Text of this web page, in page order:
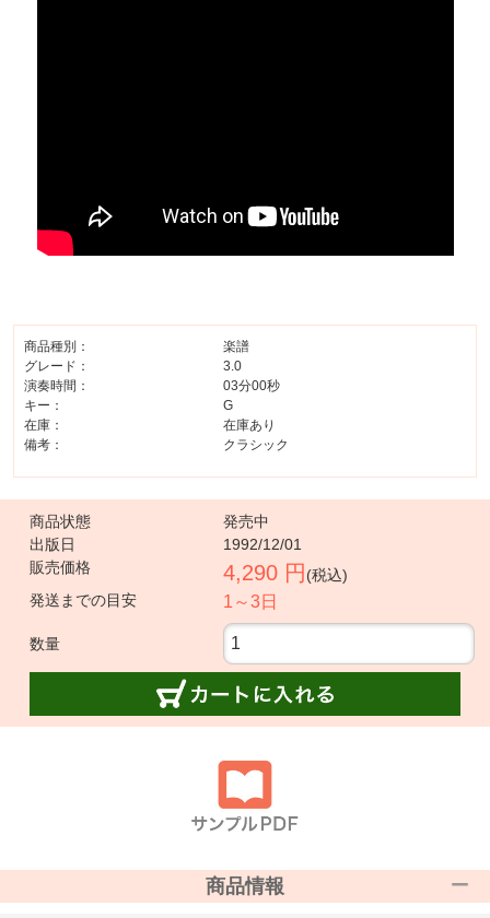
商品種別：
楽譜
グレード：
3.0
演奏時間：
03分00秒
キー：
G
在庫：
在庫あり
備考：
クラシック
商品状態
発売中
出版日
1992/12/01
販売価格
4,290 円 (税込)
発送までの目安
1～3日
数量
商品情報